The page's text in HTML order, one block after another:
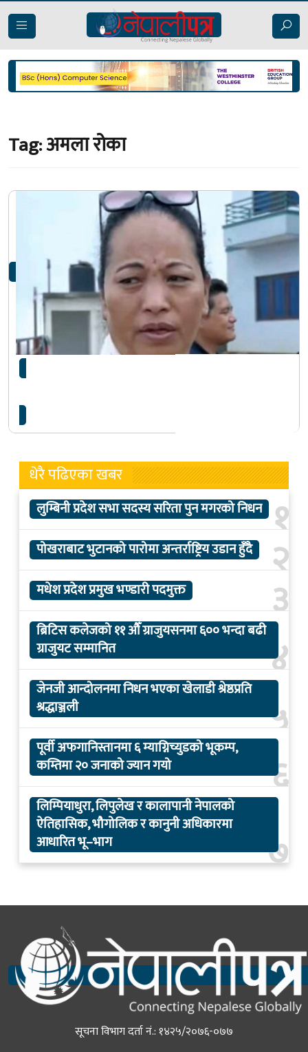
Tag:अमला रोका
६१ किलो सुन प्रकरणमा अमला रोकाविरुद्ध इन्टरपोलबाट
डिफ्युजन नोटिस
धेरै पढिएका खबर
१
लुम्बिनी प्रदेश सभा सदस्य सरिता पुन मगरको निधन
२
पोखराबाट भुटानको पारोमा अन्तर्राष्ट्रिय उडान हुँदै
३
मधेश प्रदेश प्रमुख भण्डारी पदमुक्त
४
ब्रिटिस कलेजको ११ औँ ग्राजुयसनमा ६०० भन्दा बढी
ग्राजुयट सम्मानित
५
जेनजी आन्दोलनमा निधन भएका खेलाडी श्रेष्ठप्रति
श्रद्धाञ्जली
६
पूर्वी अफगानिस्तानमा ६ म्याग्निच्युडको भूकम्प,
कम्तिमा २० जनाको ज्यान गयो
७
लिम्पियाधुरा, लिपुलेख र कालापानी नेपालको
ऐतिहासिक, भौगोलिक र कानुनी अधिकारमा
आधारित भू–भाग
सूचना विभाग दर्ता नं.: १४२५/२०७६-०७७